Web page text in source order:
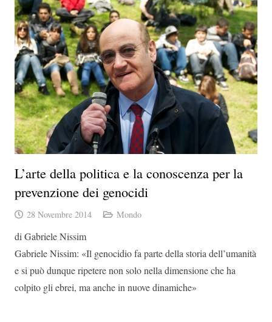
L’arte della politica e la conoscenza per la
prevenzione dei genocidi
28 Novembre 2014 Mondo
di Gabriele Nissim
Gabriele Nissim: «Il genocidio fa parte della storia dell’umanità
e si può dunque ripetere non solo nella dimensione che ha
colpito gli ebrei, ma anche in nuove dinamiche»